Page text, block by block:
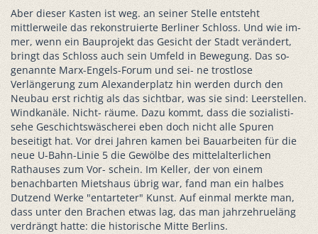
Aber dieser Kasten ist weg. an seiner Stelle entsteht
mittlerweile das rekonstruierte Berliner Schloss. Und wie im-
mer, wenn ein Bauprojekt das Gesicht der Stadt verändert,
bringt das Schloss auch sein Umfeld in Bewegung. Das so-
genannte Marx-Engels-Forum und sei- ne trostlose
Verlängerung zum Alexanderplatz hin werden durch den
Neubau erst richtig als das sichtbar, was sie sind: Leerstellen.
Windkanäle. Nicht- räume. Dazu kommt, dass die sozialisti-
sehe Geschichtswäscherei eben doch nicht alle Spuren
beseitigt hat. Vor drei Jahren kamen bei Bauarbeiten für die
neue U-Bahn-Linie 5 die Gewölbe des mittelalterlichen
Rathauses zum Vor- schein. Im Keller, der von einem
benachbarten Mietshaus übrig war, fand man ein halbes
Dutzend Werke "entarteter" Kunst. Auf einmal merkte man,
dass unter den Brachen etwas lag, das man jahrzehrueläng
verdrängt hatte: die historische Mitte Berlins.